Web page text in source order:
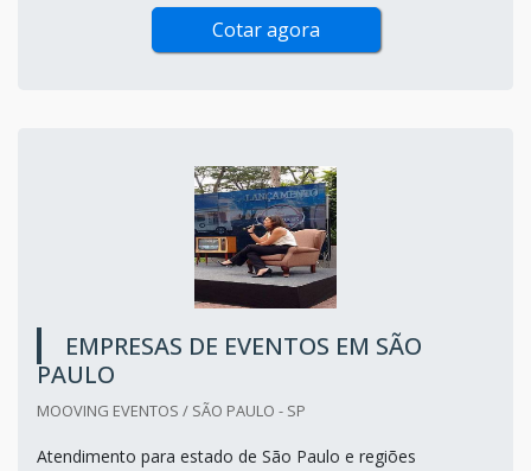
Cotar agora
EMPRESAS DE EVENTOS EM SÃO
PAULO
MOOVING EVENTOS / SÃO PAULO - SP
Atendimento para estado de São Paulo e regiões